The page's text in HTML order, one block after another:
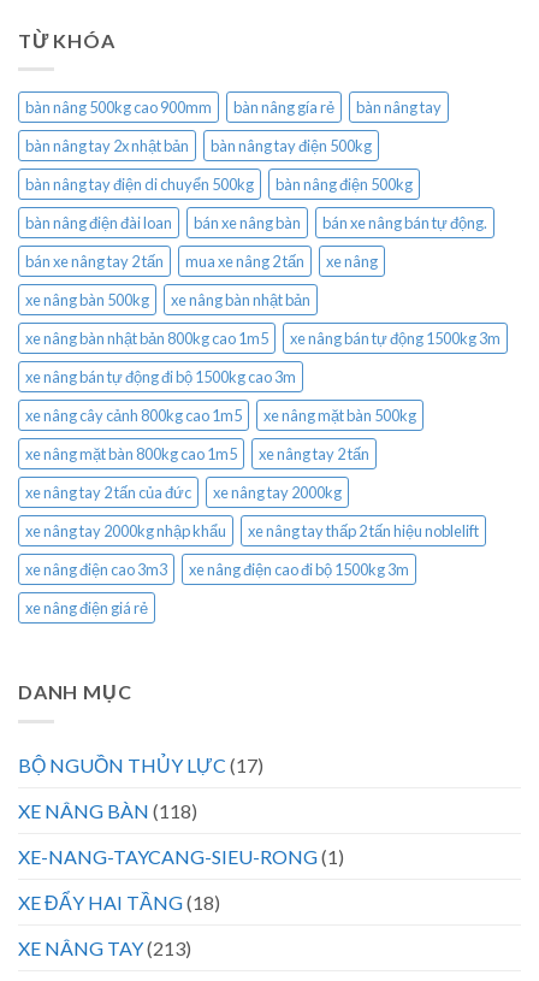
TỪ KHÓA
bàn nâng 500kg cao 900mm bàn nâng gía rẻ
bàn nâng tay
bàn nâng tay 2x nhật bản
bàn nâng tay điện 500kg
bàn nâng tay điện di chuyển 500kg
bàn nâng điện 500kg
bàn nâng điện đài loan
bán xe nâng bàn
bán xe nâng bán tự động.
bán xe nâng tay 2 tấn
mua xe nâng 2 tấn
xe nâng
xe nâng bàn 500kg
xe nâng bàn nhật bản
xe nâng bàn nhật bản 800kg cao 1m5
xe nâng bán tự động 1500kg 3m
xe nâng bán tự động đi bộ 1500kg cao 3m
xe nâng cây cảnh 800kg cao 1m5
xe nâng mặt bàn 500kg
xe nâng mặt bàn 800kg cao 1m5
xe nâng tay 2 tấn
xe nâng tay 2 tấn của đức
xe nâng tay 2000kg
xe nâng tay 2000kg nhập khẩu
xe nâng tay thấp 2 tấn hiệu noblelift
xe nâng điện cao 3m3
xe nâng điện cao đi bộ 1500kg 3m
xe nâng điện giá rẻ
DANH MỤC
BỘ NGUỒN THỦY LỰC (17)
XE NÂNG BÀN (118)
XE-NANG-TAYCANG-SIEU-RONG(1)
XE ĐẨY HAI TẦNG(18)
XE NÂNG TAY(213)